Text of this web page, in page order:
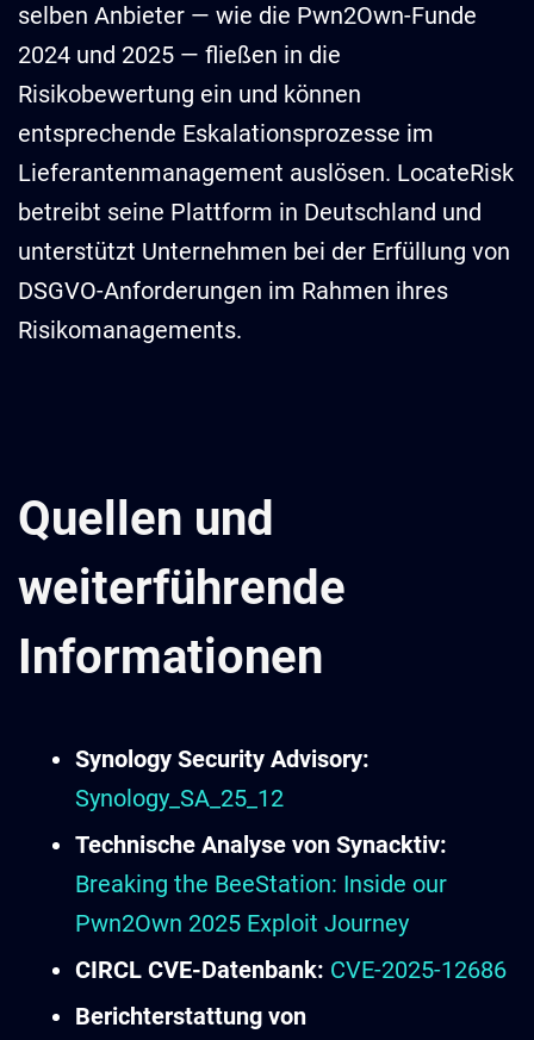
selben Anbieter — wie die Pwn2Own-Funde
2024 und 2025 — fließen in die
Risikobewertung ein und können
entsprechende Eskalationsprozesse im
Lieferantenmanagement auslösen. LocateRisk
betreibt seine Plattform in Deutschland und
unterstützt Unternehmen bei der Erfüllung von
DSGVO-Anforderungen im Rahmen ihres
Risikomanagements.
Quellen und
weiterführende
Informationen
Synology Security Advisory:
Synology_SA_25_12
Technische Analyse von Synacktiv:
Breaking the BeeStation: Inside our
Pwn2Own 2025 Exploit Journey
CIRCL CVE-Datenbank: CVE-2025-12686
Berichterstattung von